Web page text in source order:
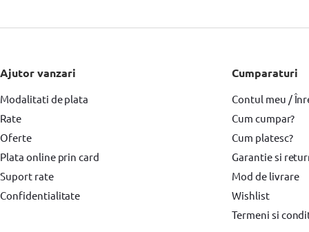
Ajutor vanzari
Modalitati de plata
Rate
Oferte
Plata online prin card
Suport rate
Confidentialitate
Cumparaturi
Contul meu /
Cum cumpar?
Cum platesc?
Garantie si
Mod de livrare
Wishlist
Termeni si